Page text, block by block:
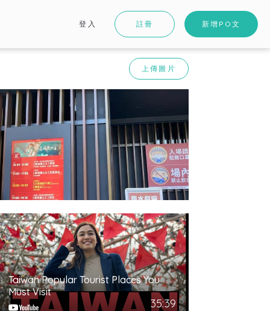
登入 註冊 新增PO文
上傳圖片
Taiwan Popular Tourist Places You
Must Visit
35:39